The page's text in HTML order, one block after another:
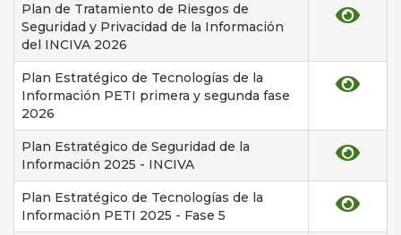
Plan de Tratamiento de Riesgos de
Seguridad y Privacidad de la Información
del INCIVA 2026
Plan Estratégico de Tecnologías de la
Información PETI primera y segunda fase
2026
Plan Estratégico de Seguridad de la
Información 2025 - INCIVA
Plan Estratégico de Tecnologías de la
Información PETI 2025 - Fase 5